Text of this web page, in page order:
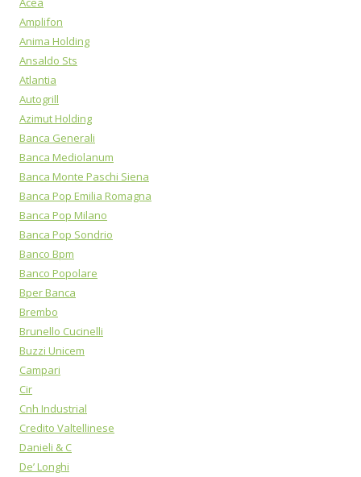
Amplifon
Anima Holding
Ansaldo Sts
Atlantia
Autogrill
Azimut Holding
Banca Generali
Banca Mediolanum
Banca Monte Paschi Siena
Banca Pop Emilia Romagna
Banca Pop Milano
Banca Pop Sondrio
Banco Bpm
Banco Popolare
Bper Banca
Brembo
Brunello Cucinelli
Buzzi Unicem
Campari
Cir
Cnh Industrial
Credito Valtellinese
Danieli & C
De’ Longhi